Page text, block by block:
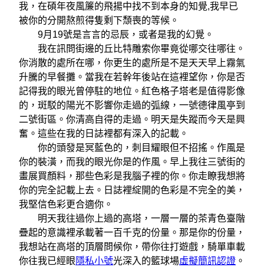
我，在碩年夜風簾的飛揚中找不到本身的知覺,我早已
被你的分開熬煎得隻剩下頹喪的等候。
9月19號是言言的忌辰，或者是我的幻覺。
我在訊問街邊的丘比特雕索你畢竟從哪交往哪往。
你消散的處所在哪，你更生的處所是不是天天早上霧氣
升騰的早餐攤。當我在若幹年後站在這裡望你，你是否
記得我的眼光曾停駐的地位。紅色格子塔老是值得影像
的，斑駁的陽光不影響你走過的弧線，一號德律風亭到
二號街區。你清高自得的走過。明天是失蹤而今天是興
奮。這些在我的日誌裡都有深入的記載。
你的頭發是冥藍色的，刺目耀眼但不招搖。作風是
你的裝潢，而我的眼光你是的作風。早上我往三號街的
畫展買顏料，那些色彩是我腦子裡的你。你走瞭我想將
你的完全記載上去。日誌裡綻開的色彩是不完全的美，
我堅信色彩更合適你。
明天我往過你上過的高塔，一層一層的茶青色臺階
疊起的意識裡承載著一百千克的份量。那是你的份量，
我想站在高塔的頂層問候你，帶你往打遊戲，騎單車載
你往我已經眼隱私小號光深入的籃球場虛擬簡訊認證 。